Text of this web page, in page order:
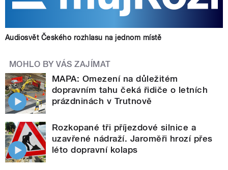
Audiosvět Českého rozhlasu na jednom místě
MOHLO BY VÁS ZAJÍMAT
MAPA: Omezení na důležitém
dopravním tahu čeká řidiče o letních
prázdninách v Trutnově
Rozkopané tři příjezdové silnice a
uzavřené nádraží. Jaroměři hrozí přes
léto dopravní kolaps